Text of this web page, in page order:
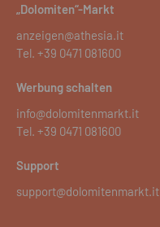
„Dolomiten“-Markt
anzeigen@athesia.it
Tel. +39 0471 081600
Werbung schalten
info@dolomitenmarkt.it
Tel. +39 0471 081600
Support
support@dolomitenmarkt.it